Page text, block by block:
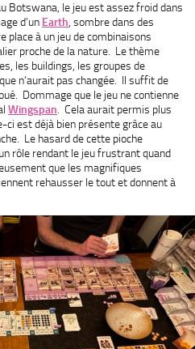
Botswana, le jeu est assez froid dans
d’un Earth, sombre dans des
place à un jeu de combinaisons
proche de la nature. Le thème
les buildings, les groupes de
n’aurait pas changée. Il suffit de
Dommage que le jeu ne contienne
Wingspan. Cela aurait permis plus
ci est déjà bien présente grâce au
Le hasard de cette pioche
rôle rendant le jeu frustrant quand
que les magnifiques
rehausser le tout et donnent à